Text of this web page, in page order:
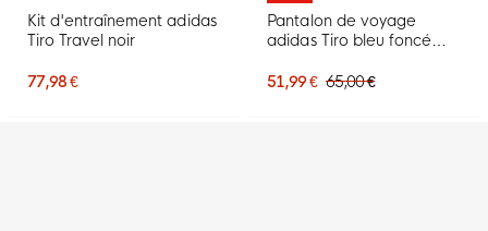
Kit d'entraînement adidas
Tiro Travel noir
77,98 €
Pantalon de voyage
adidas Tiro bleu foncé
51,99 € 65,00 €